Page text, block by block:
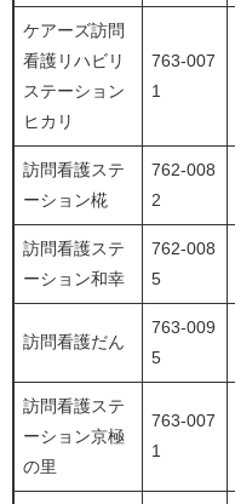
ケアーズ訪問
看護リハビリ
ステーション
ヒカリ
763-007
1
訪問看護ステ
ーション椛
762-008
2
訪問看護ステ
ーション和幸
762-008
5
訪問看護だん
763-009
5
訪問看護ステ
ーション京極
の里
763-007
1